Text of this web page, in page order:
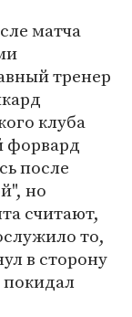
матча
тренер
клуба
форвард
после
но
считают,
то,
в сторону
покидал